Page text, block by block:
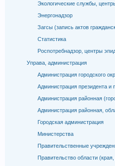
Экологические службы,
Энергонадзор
Загсы (запись актов
Статистика
Роспотребнадзор, центры
Управа, администрация
Администрация городского
Администрация президента и
Администрация районная
Администрация районная,
Городская администрация
Министерства
Правительственные
Правительство области